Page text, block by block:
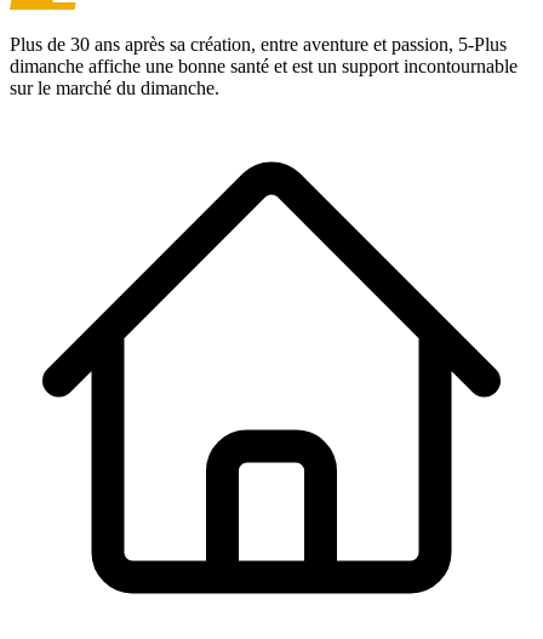
Plus de 30 ans après sa création, entre aventure et passion, 5-Plus
dimanche affiche une bonne santé et est un support incontournable
sur le marché du dimanche.